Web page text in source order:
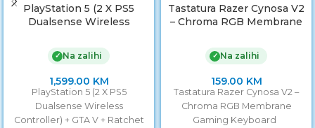
PlayStation 5 (2 X PS5
Dualsense Wireless
Ratchet Rift Apart PS5 +
Destruction
✓ Na zalihi
1,599.00 KM
PlayStation 5 (2 X PS5
Dualsense Wireless
Controller) + GTA V + Ratchet
Tastatura Razer Cynosa V2
– Chroma RGB Membrane
✓ Na zalihi
159.00 KM
Tastatura Razer Cynosa V2 –
Chroma RGB Membrane
Gaming Keyboard